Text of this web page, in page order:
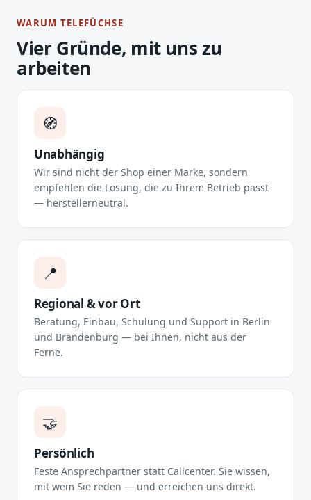
WARUM TELEFÜCHSE
Vier Gründe, mit uns zu
arbeiten
🧭
Unabhängig
Wir sind nicht der Shop einer Marke, sondern
empfehlen die Lösung, die zu Ihrem Betrieb passt
— herstellerneutral.
📍
Regional & vor Ort
Beratung, Einbau, Schulung und Support in Berlin
und Brandenburg — bei Ihnen, nicht aus der
Ferne.
🤝
Persönlich
Feste Ansprechpartner statt Callcenter. Sie wissen,
mit wem Sie reden — und erreichen uns direkt.